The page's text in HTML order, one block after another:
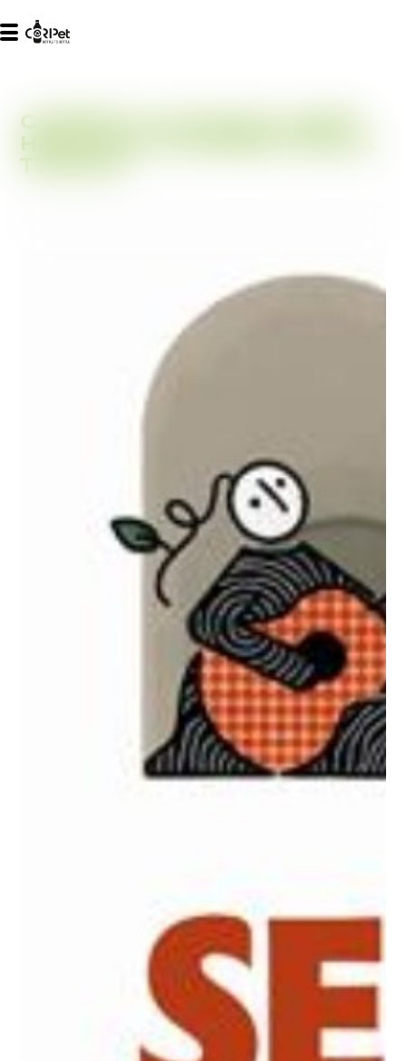
CORIPET E LE SCUOLE: HAPPY
HOUR DELLA SCIENZA E DELLA
TECNICA